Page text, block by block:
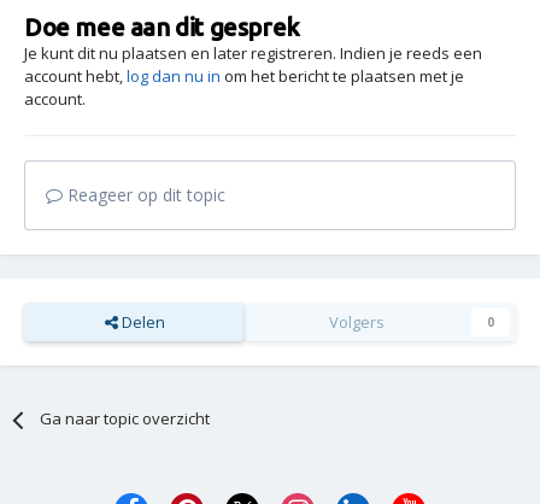
Doe mee aan dit gesprek
Je kunt dit nu plaatsen en later registreren. Indien je reeds een
account hebt,log dan nu in om het bericht te plaatsen met je
account.
Reageer op dit topic
Delen Volgers 0
Ga naar topic overzicht